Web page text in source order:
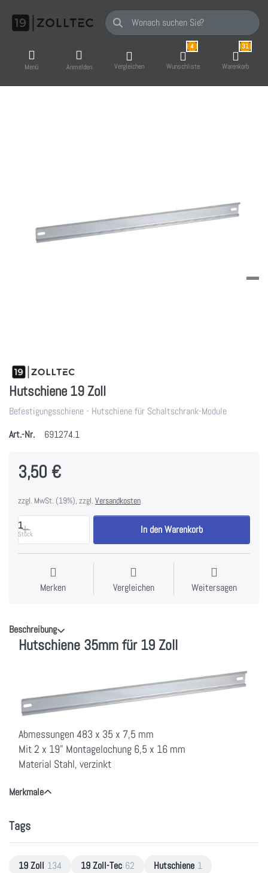
Geben Sie einen Suchbegriff ein. Während
Menü Anmelden Vergleichen
4
Wunschliste
31
Warenkorb
Hutschiene 19 Zoll
Befestigungsschiene - Hutschiene für Schaltschrank-Module
Art.-Nr.
691274.1
3,50 €
zzgl. MwSt. (19%), zzgl. Versandkosten
1
Stück In den Warenkorb
Merken Vergleichen Weitersagen
Beschreibung
Hutschiene 35mm für 19 Zoll
Abmessungen 483 x 35 x 7,5 mm
Mit 2 x 19" Montagelochung 6,5 x 16 mm
Material Stahl, verzinkt
Merkmale
Tags
19 Zoll 134 19 Zoll-Tec 62 Hutschiene 1